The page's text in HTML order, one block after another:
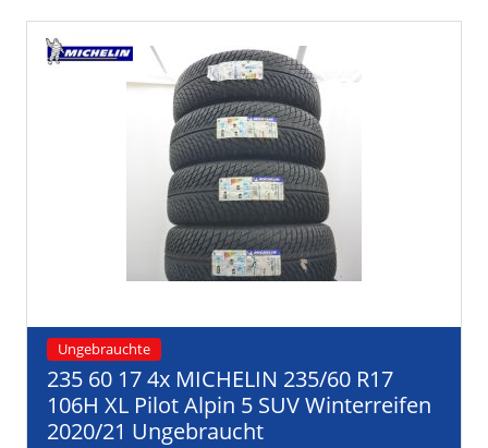
Ungebrauchte
235 60 17 4x MICHELIN 235/60 R17
106H XL Pilot Alpin 5 SUV Winterreifen
2020/21 Ungebraucht